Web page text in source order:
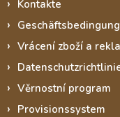
Kontakte
Vrácení zboží a
Věrnostní program
Provisionssystem